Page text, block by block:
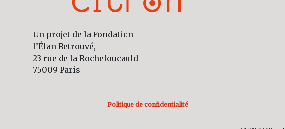
Un projet de la Fondation
l’Élan Retrouvé,
23 rue de la Rochefoucauld
75009 Paris
Politique de confidentialité